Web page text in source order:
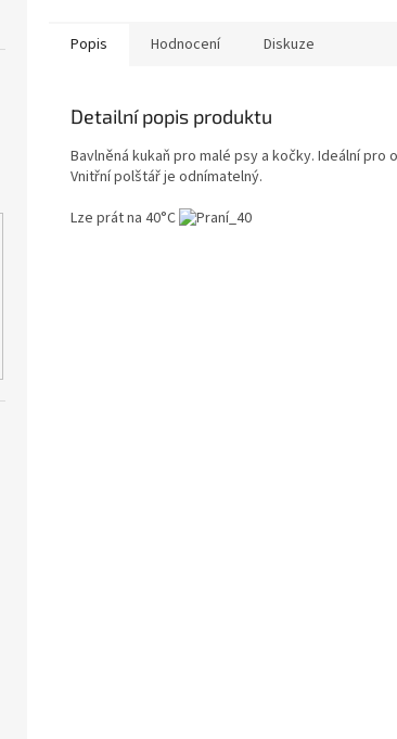
Popis Hodnocení Diskuze
Detailní popis produktu
Bavlněná kukaň pro malé psy a kočky. Ideální pro
Vnitřní polštář je odnímatelný.
Lze prát na 40°C